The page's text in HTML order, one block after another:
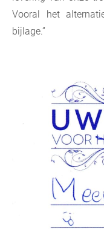
Vooral het
bijlage.”